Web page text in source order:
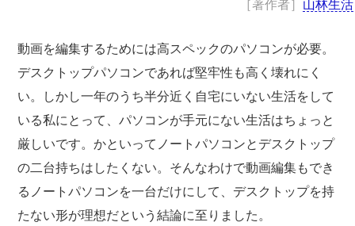
［著作者］ 山林生活
動画を編集するためには高スペックのパソコンが必要。
デスクトップパソコンであれば堅牢性も高く壊れにく
い。しかし一年のうち半分近く自宅にいない生活をして
いる私にとって、パソコンが手元にない生活はちょっと
厳しいです。かといってノートパソコンとデスクトップ
の二台持ちはしたくない。そんなわけで動画編集もでき
るノートパソコンを一台だけにして、デスクトップを持
たない形が理想だという結論に至りました。